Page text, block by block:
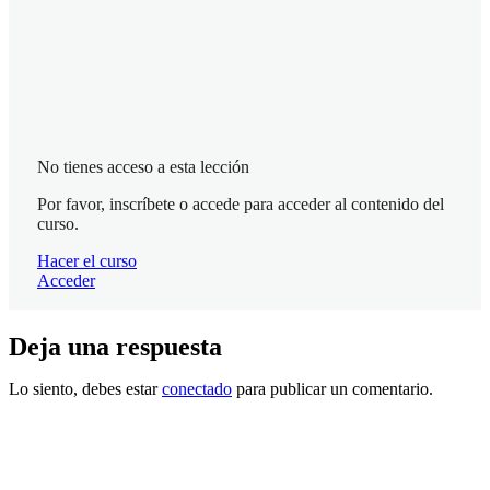
No tienes acceso a esta lección
Por favor, inscríbete o accede para acceder al contenido del
curso.
Hacer el curso
Acceder
Ant
r
Sig
nte
Deja una respuesta
Lo siento, debes estarconectado para publicar un comentario.